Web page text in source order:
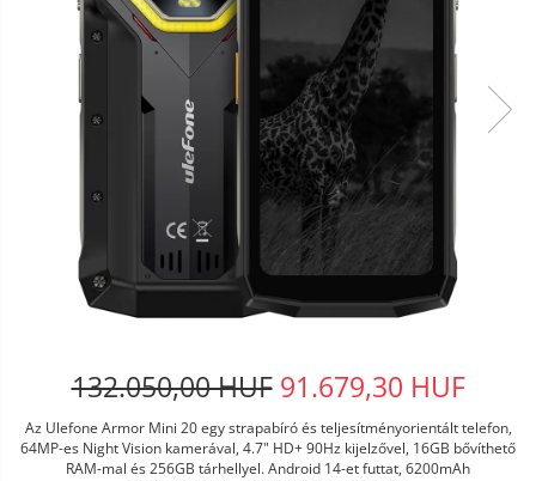
132.050,00 HUF 91.679,30 HUF
Az Ulefone Armor Mini 20 egy strapabíró és teljesítményorientált telefon,
64MP-es Night Vision kamerával, 4.7" HD+ 90Hz kijelzővel, 16GB bővíthető
RAM-mal és 256GB tárhellyel. Android 14-et futtat, 6200mAh